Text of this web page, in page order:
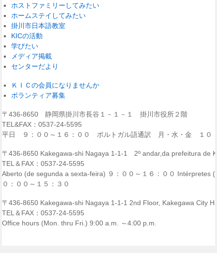
ホストファミリーしてみたい
ホームステイしてみたい
掛川市日本語教室
KICの活動
学びたい
メディア掲載
センターだより
ＫＩＣの会員になりませんか
ボランティア募集
〒436-8650 静岡県掛川市長谷１－１－１ 掛川市役所２階
TEL&FAX：0537-24-5595
平日 ９：００～１６：００ ポルトガル語通訳 月・水・金 １０
〒436-8650 Kakegawa-shi Nagaya 1-1-1 2º andar,da prefeitura de
TEL＆FAX：0537-24-5595
Aberto (de segunda a sexta-feira) ９：００～１６：００
０：００～１５：３０
〒436-8650 Kakegawa-shi Nagaya 1-1-1 2nd Floor, Kakegawa City
TEL＆FAX：0537-24-5595
Office hours (Mon. thru Fri.) 9:00 a.m. ～4:00 p.m.